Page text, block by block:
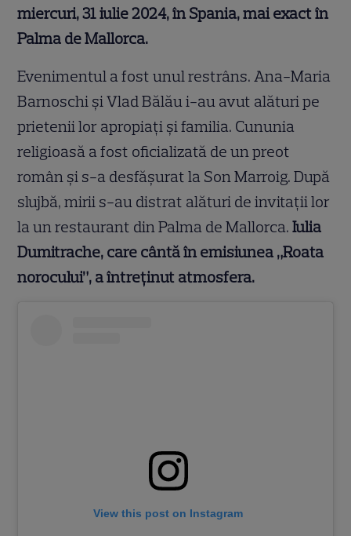
miercuri, 31 iulie 2024, în Spania, mai exact în
Palma de Mallorca.
Evenimentul a fost unul restrâns. Ana-Maria
Barnoschi și Vlad Bălău i-au avut alături pe
prietenii lor apropiați și familia. Cununia
religioasă a fost oficializată de un preot
român și s-a desfășurat la Son Marroig. După
slujbă, mirii s-au distrat alături de invitații lor
la un restaurant din Palma de Mallorca.Iulia
Dumitrache, care cântă în emisiunea „Roata
norocului”, a întreținut atmosfera.
View this post on Instagram